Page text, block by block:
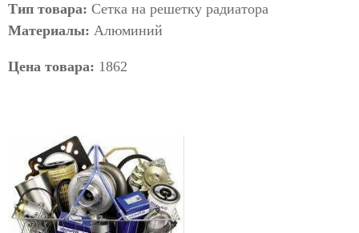
Тип товара: Сетка на решетку радиатора
Материалы: Алюминий
Цена товара: 1862